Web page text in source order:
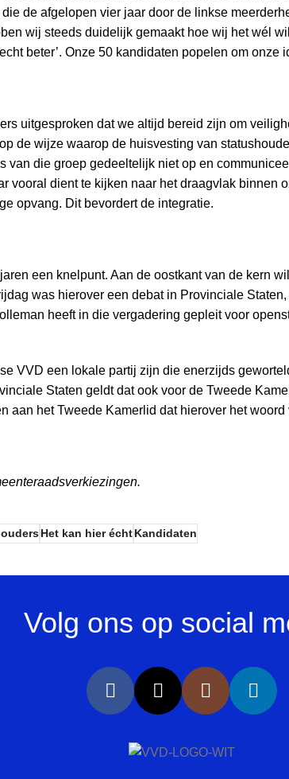
de afgelopen vier jaar door de linkse
wij steeds duidelijk gemaakt hoe wij het wél
beter’. Onze 50 kandidaten popelen om
uitgesproken dat we altijd bereid zijn om
de wijze waarop de huisvesting van
die groep gedeeltelijk niet op en
vooral dient te kijken naar het draagvlak
opvang. Dit bevordert de integratie.
een knelpunt. Aan de oostkant van de kern
was hierover een debat in Provinciale
heeft in die vergadering gepleit voor
VVD een lokale partij zijn die enerzijds
Staten geldt dat ook voor de Tweede
het Tweede Kamerlid dat hierover het
Het kan hier échtKandidaten
Volg ons op social